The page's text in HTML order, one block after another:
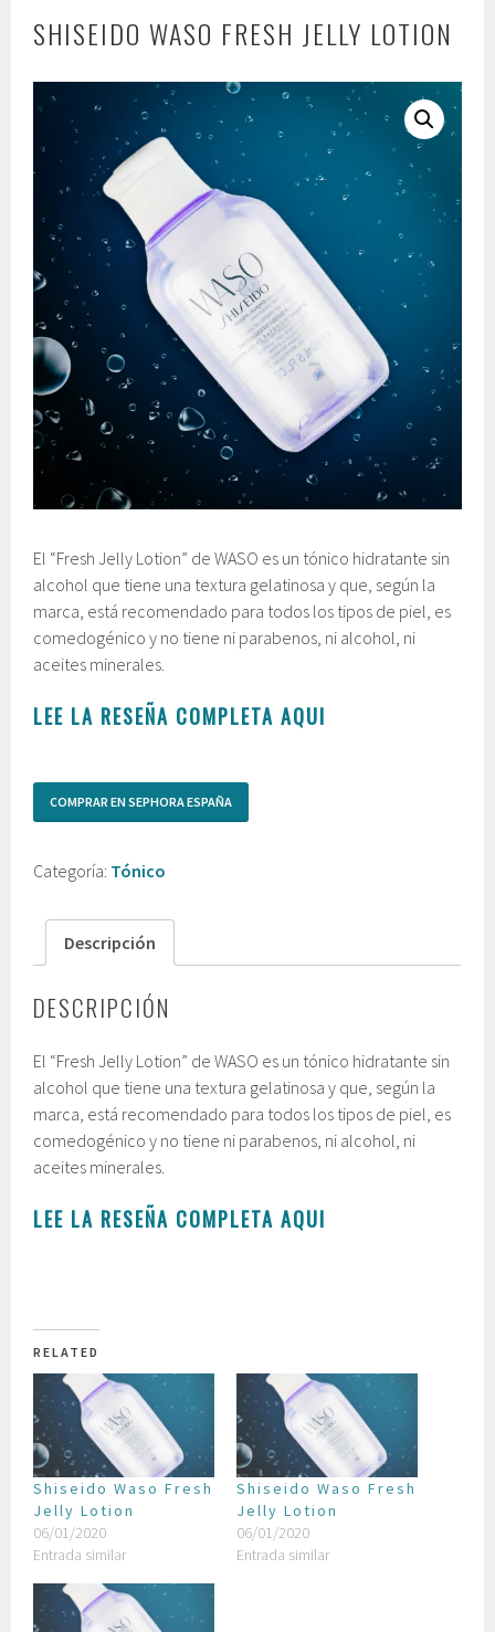
SHISEIDO WASO FRESH JELLY LOTION
El “Fresh Jelly Lotion” de WASO es un tónico hidratante sin
alcohol que tiene una textura gelatinosa y que, según la
marca, está recomendado para todos los tipos de piel, es
comedogénico y no tiene ni parabenos, ni alcohol, ni
aceites minerales.
LEE LA RESEÑA COMPLETA AQUI
COMPRAR EN SEPHORA ESPAÑA
Categoría: Tónico
Descripción
DESCRIPCIÓN
El “Fresh Jelly Lotion” de WASO es un tónico hidratante sin
alcohol que tiene una textura gelatinosa y que, según la
marca, está recomendado para todos los tipos de piel, es
comedogénico y no tiene ni parabenos, ni alcohol, ni
aceites minerales.
LEE LA RESEÑA COMPLETA AQUI
RELATED
Shiseido Waso Fresh
Jelly Lotion
06/01/2020
Entrada similar
Shiseido Waso Fresh
Jelly Lotion
06/01/2020
Entrada similar